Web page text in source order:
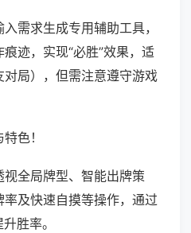
需求生成专用辅助工具，
迹，实现“必胜”效果，适
局），但需注意遵守游戏
色！
全局牌型、智能出牌策
及快速自摸等操作，通过
胜率。